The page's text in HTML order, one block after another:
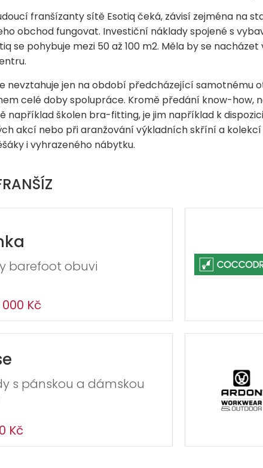
franšízanty sítě Esotiq čeká, závisí zejména na
obchod fungovat. Investiční náklady spojené s
se pohybuje mezi 50 až 100 m2. Měla by se
nevztahuje jen na období předcházející samotnému
celé doby spolupráce. Kromě předání know-how,
například školen bra-fitting, je jim například k
akcí nebo při aranžování výkladních skříní a
i vyhrazeného nábytku.
barefoot obuvi
Kč
s pánskou a dámskou
Kč